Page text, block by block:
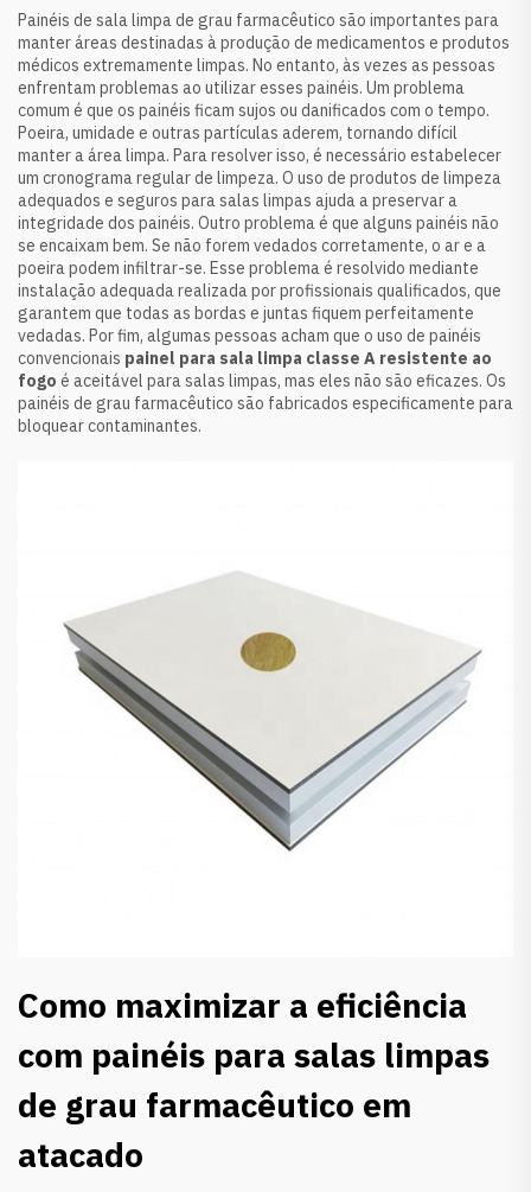
Painéis de sala limpa de grau farmacêutico são importantes para
manter áreas destinadas à produção de medicamentos e produtos
médicos extremamente limpas. No entanto, às vezes as pessoas
enfrentam problemas ao utilizar esses painéis. Um problema
comum é que os painéis ficam sujos ou danificados com o tempo.
Poeira, umidade e outras partículas aderem, tornando difícil
manter a área limpa. Para resolver isso, é necessário estabelecer
um cronograma regular de limpeza. O uso de produtos de limpeza
adequados e seguros para salas limpas ajuda a preservar a
integridade dos painéis. Outro problema é que alguns painéis não
se encaixam bem. Se não forem vedados corretamente, o ar e a
poeira podem infiltrar-se. Esse problema é resolvido mediante
instalação adequada realizada por profissionais qualificados, que
garantem que todas as bordas e juntas fiquem perfeitamente
vedadas. Por fim, algumas pessoas acham que o uso de painéis
convencionais painel para sala limpa classe A resistente ao
fogo é aceitável para salas limpas, mas eles não são eficazes. Os
painéis de grau farmacêutico são fabricados especificamente para
bloquear contaminantes.
Como maximizar a eficiência
com painéis para salas limpas
de grau farmacêutico em
atacado